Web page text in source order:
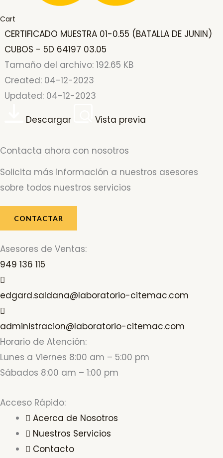
Cart
CERTIFICADO MUESTRA 01-0.55 (BATALLA DE JUNIN)
CUBOS - 5D 64197 03.05
Tamaño del archivo: 192.65 KB
Created: 04-12-2023
Updated: 04-12-2023
Descargar
Vista previa
Contacta ahora con nosotros
Solicita más información a nuestros asesores
sobre todos nuestros servicios
CONTACTAR
Asesores de Ventas:
949 136 115
edgard.saldana@laboratorio-citemac.com
administracion@laboratorio-citemac.com
Horario de Atención:
Lunes a Viernes 8:00 am – 5:00 pm
Sábados 8:00 am – 1:00 pm
Acceso Rápido:
Acerca de Nosotros
Nuestros Servicios
Contacto